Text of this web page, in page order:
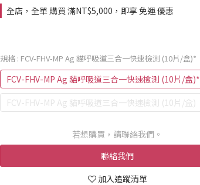
全店，全單 購買 滿NT$5,000，即享 免運 優惠
規格 : FCV-FHV-MP Ag 貓呼吸道三合一快速檢測 (10片/盒)*
FCV-FHV-MP Ag 貓呼吸道三合一快速檢測 (10片/盒)*
FCV-FHV-MP Ag 貓呼吸道三合一快速檢測 (10片/盒)
若想購買，請聯絡我們。
聯絡我們
加入追蹤清單